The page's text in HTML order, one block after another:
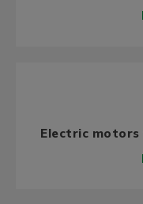
Electric motors